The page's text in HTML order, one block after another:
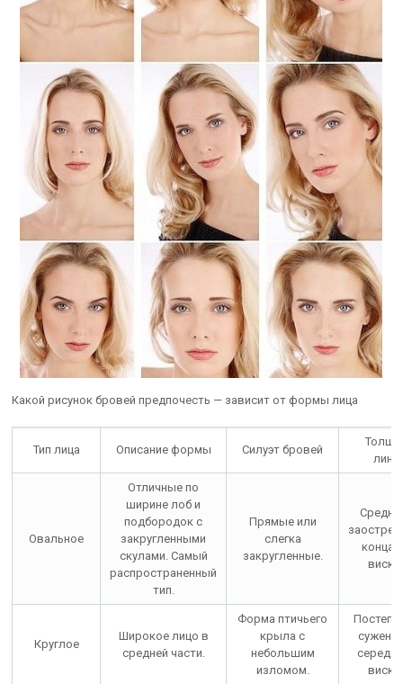
Какой рисунок бровей предпочесть — зависит от формы лица
Тип лица Описание формы Силуэт бровей
Овальное
Отличные по
ширине лоб и
подбородок с
закругленными
скулами. Самый
распространенный
тип.
Прямые или
слегка
закругленные.
Круглое
Широкое лицо в
средней части.
Форма птичьего
крыла с
небольшим
изломом.